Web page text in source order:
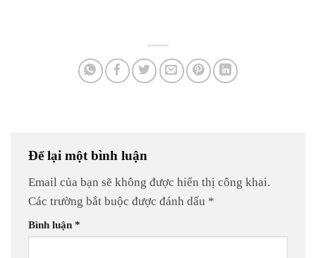
Để lại một bình luận
Email của bạn sẽ không được hiển thị công khai.
Các trường bắt buộc được đánh dấu *
Bình luận *